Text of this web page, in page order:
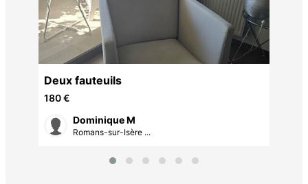
Deux fauteuils
180 €
Dominique M
Romans-sur-Isère ...